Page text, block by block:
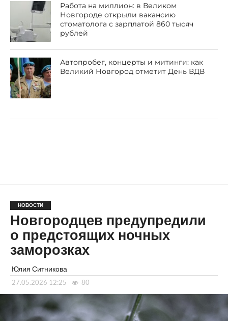
Работа на миллион: в Великом
Новгороде открыли вакансию
стоматолога с зарплатой 860 тысяч
рублей
Автопробег, концерты и митинги: как
Великий Новгород отметит День ВДВ
НОВОСТИ
Новгородцев предупредили
о предстоящих ночных
заморозках
Юлия Ситникова
27.05.2026 12:25 80